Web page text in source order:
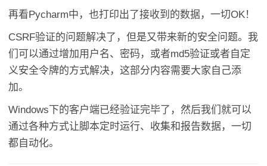
再看Pycharm中，也打印出了接收到的数据，一切OK！
CSRF验证的问题解决了，但是又带来新的安全问题。我
们可以通过增加用户名、密码，或者md5验证或者自定
义安全令牌的方式解决，这部分内容需要大家自己添
加。
Windows下的客户端已经验证完毕了，然后我们就可以
通过各种方式让脚本定时运行、收集和报告数据，一切
都自动化。